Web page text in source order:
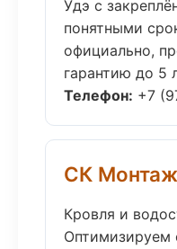
Удэ с
понятными
официально,
гарантию до 5
Телефон: +7
СК
Кровля и
Оптимизируем